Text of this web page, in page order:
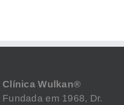
Clínica Wulkan®
Fundada em 1968, Dr.